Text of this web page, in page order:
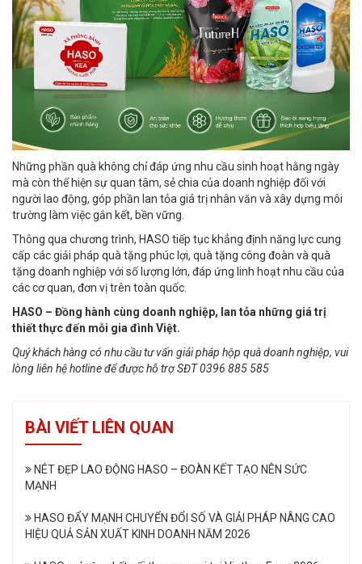
Những phần quà không chỉ đáp ứng nhu cầu sinh hoạt hằng ngày
mà còn thể hiện sự quan tâm, sẻ chia của doanh nghiệp đối với
người lao động, góp phần lan tỏa giá trị nhân văn và xây dựng môi
trường làm việc gắn kết, bền vững.
Thông qua chương trình, HASO tiếp tục khẳng định năng lực cung
cấp các giải pháp quà tặng phúc lợi, quà tặng công đoàn và quà
tặng doanh nghiệp với số lượng lớn, đáp ứng linh hoạt nhu cầu của
các cơ quan, đơn vị trên toàn quốc.
HASO – Đồng hành cùng doanh nghiệp, lan tỏa những giá trị
thiết thực đến mỗi gia đình Việt.
Quý khách hàng có nhu cầu tư vấn giải pháp hộp quà doanh nghiệp, vui
lòng liên hệ hotline để được hỗ trợ SĐT 0396 885 585
BÀI VIẾT LIÊN QUAN
NÉT ĐẸP LAO ĐỘNG HASO – ĐOÀN KẾT TẠO NÊN SỨC
MẠNH
HASO ĐẨY MẠNH CHUYỂN ĐỔI SỐ VÀ GIẢI PHÁP NÂNG CAO
HIỆU QUẢ SẢN XUẤT KINH DOANH NĂM 2026